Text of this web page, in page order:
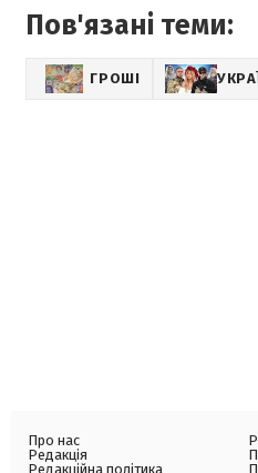
Пов'язані теми:
ГРОШІ
Про нас
Редакція
Редакційна політика